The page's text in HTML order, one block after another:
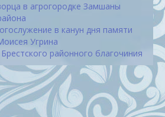
в агрогородке Замшаны
в канун дня памяти
Угрина
районного благочиния